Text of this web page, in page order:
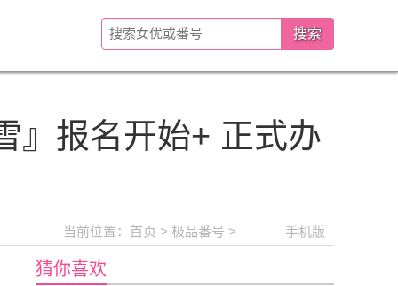
』报名开始+ 正式办
当前位置： 首页 > 极品番号 > 手机版
猜你喜欢